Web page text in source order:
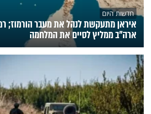
חדשות היום
איראן מתעקשת לנהל את מעבר הורמוז;
ארה"ב ממליץ לסיים את המלחמה